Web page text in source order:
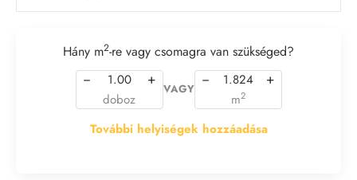
További helyiségek hozzáadása
Hány m2-re vagy csomagra van szükséged?
− +
doboz
VAGY
− +
m2